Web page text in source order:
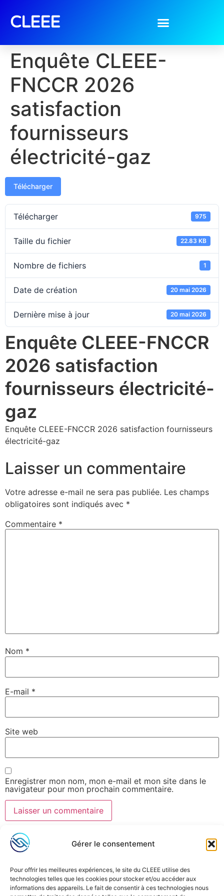
Gérer le consentement
Pour offrir les meilleures expériences, le site du CLEEE utilise des
technologies telles que les cookies pour stocker et/ou accéder aux
informations des appareils. Le fait de consentir à ces technologies nous
CLEEE
Enquête CLEEE-
FNCCR 2026
satisfaction
fournisseurs
électricité-gaz
Télécharger
Télécharger 975
Taille du fichier 22.83 KB
Nombre de fichiers 1
Date de création 20 mai 2026
Dernière mise à jour 20 mai 2026
Enquête CLEEE-FNCCR
2026 satisfaction
fournisseurs électricité-
gaz
Enquête CLEEE-FNCCR 2026 satisfaction fournisseurs
électricité-gaz
Laisser un commentaire
Votre adresse e-mail ne sera pas publiée. Les champs
obligatoires sont indiqués avec *
Commentaire *
Nom *
E-mail *
Site web
Enregistrer mon nom, mon e-mail et mon site dans le
navigateur pour mon prochain commentaire.